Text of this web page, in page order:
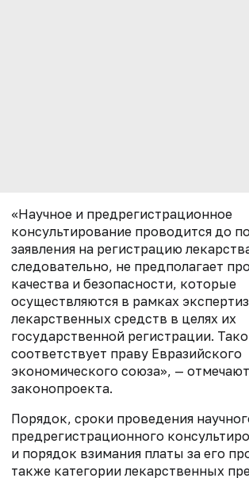
«Научное и предрегистрационное
консультирование проводится до
заявления на регистрацию
следовательно, не предполагает
качества и безопасности, которые
осуществляются в рамках
лекарственных средств в целях их
государственной регистрации.
соответствует праву Евразийского
экономического союза», —
законопроекта.
Порядок, сроки проведения
предрегистрационного
и порядок взимания платы за его
также категории лекарственных